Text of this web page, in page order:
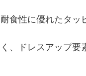
食性に優れたタッ
、ドレスアップ要